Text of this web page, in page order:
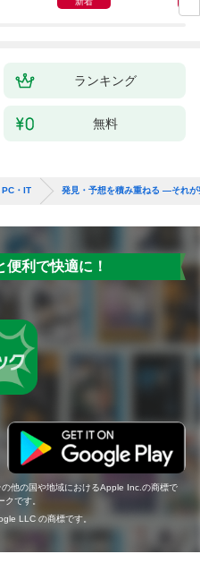
ランキング
無料
PC・IT 発見・予想を積み重ねる ―それが
便利で快適に！
他の国や地域におけるApple Inc.の商標で
です。
LLC の商標です。